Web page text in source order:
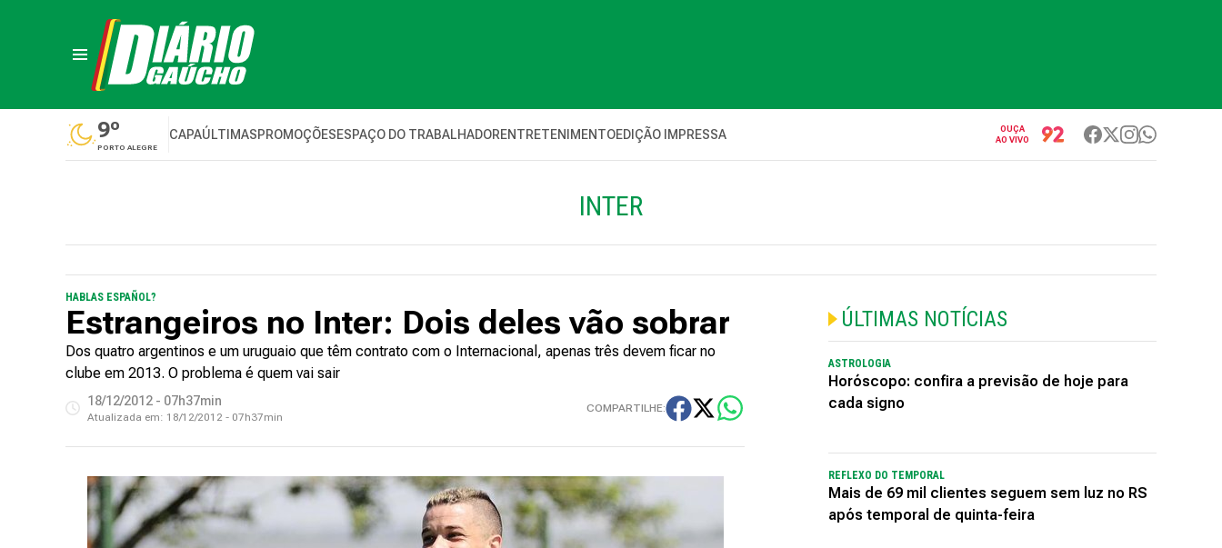
9º
PORTO ALEGRE
CAPAÚLTIMASPROMOÇÕESESPAÇO DO TRABALHADORENTRETENIMENTOEDIÇÃO IMPRESSA
OUÇA
AO VIVO
INTER
HABLAS ESPAÑOL?
Estrangeiros no Inter: Dois deles vão sobrar
Dos quatro argentinos e um uruguaio que têm contrato com o Internacional, apenas três devem ficar no
clube em 2013. O problema é quem vai sair
18/12/2012 - 07h37min
Atualizada em: 18/12/2012 - 07h37min
COMPARTILHE:
ÚLTIMAS NOTÍCIAS
ASTROLOGIA
Horóscopo: confira a previsão de hoje para
cada signo
REFLEXO DO TEMPORAL
Mais de 69 mil clientes seguem sem luz no RS
após temporal de quinta-feira